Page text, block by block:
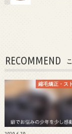
RECOMMEND
縮毛矯正・ス